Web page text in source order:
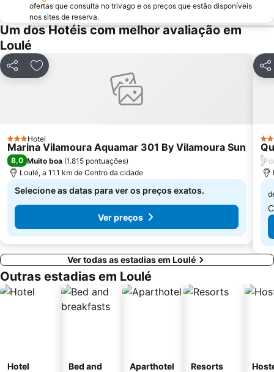
Praia da Ilha do Farol
Ferreiras
Aqualand Algarve
Prainha
Areias de São João
Praia de Três Irmãos
Sesmarias
Barra da Fuseta Beach
Quinta da Balaia
Estação de Caminhos de Ferro de Faro
Parque Natural da Ría Formosa
ofertas que consulta no trivago e os preços que estão disponíveis
nos sites de reserva.
Um dos Hotéis com melhor avaliação em
Loulé
PartilharAdicionar aos favoritos
3 Estrelas
Hotel
Marina Vilamoura Aquamar 301 By Vilamoura Sun
8,0 Muito boa (1.815 pontuações)
Loulé, a 11.1 km de Centro da cidade
Selecione as datas para ver os preços exatos.
Ver preços
3
/
Ver todas as estadias em Loulé
Outras estadias em Loulé
Hotel
Bed and
Aparthotel Resorts